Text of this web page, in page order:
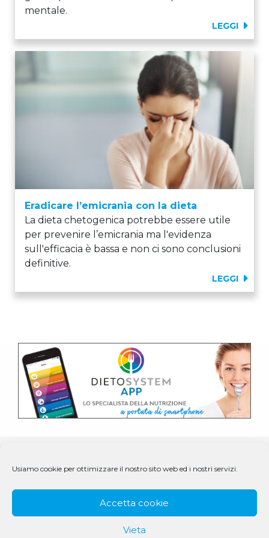
Usiamo cookie per ottimizzare il nostro sito web ed i nostri servizi.
Accetta cookie
Vieta
mentale.
LEGGI
Eradicare l’emicrania con la dieta
La dieta chetogenica potrebbe essere utile
per prevenire l’emicrania ma l'evidenza
sull'efficacia è bassa e non ci sono conclusioni
definitive.
LEGGI